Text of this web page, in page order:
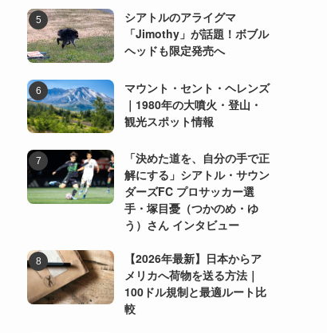
シアトルのアライグマ
「Jimothy」が話題！ボブル
ヘッドも限定発売へ
マウント・セント・ヘレンズ
｜1980年の大噴火・登山・
観光スポット情報
「決めた道を、自分の手で正
解にする」シアトル・サウン
ダーズFC プロサッカー選
手・塚目憂（つかのめ・ゆ
う）さん インタビュー
【2026年最新】日本からア
メリカへ荷物を送る方法｜
100ドル規制と最適ルート比
較